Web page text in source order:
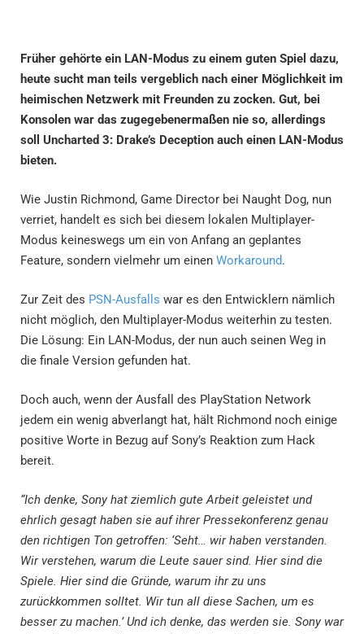
Früher gehörte ein LAN-Modus zu einem guten Spiel dazu,
heute sucht man teils vergeblich nach einer Möglichkeit im
heimischen Netzwerk mit Freunden zu zocken. Gut, bei
Konsolen war das zugegebenermaßen nie so, allerdings
soll Uncharted 3: Drake’s Deception auch einen LAN-Modus
bieten.
Wie Justin Richmond, Game Director bei Naught Dog, nun
verriet, handelt es sich bei diesem lokalen Multiplayer-
Modus keineswegs um ein von Anfang an geplantes
Feature, sondern vielmehr um einen Workaround.
Zur Zeit des PSN-Ausfalls war es den Entwicklern nämlich
nicht möglich, den Multiplayer-Modus weiterhin zu testen.
Die Lösung: Ein LAN-Modus, der nun auch seinen Weg in
die finale Version gefunden hat.
Doch auch, wenn der Ausfall des PlayStation Network
jedem ein wenig abverlangt hat, hält Richmond noch einige
positive Worte in Bezug auf Sony’s Reaktion zum Hack
bereit.
“Ich denke, Sony hat ziemlich gute Arbeit geleistet und
ehrlich gesagt haben sie auf ihrer Pressekonferenz genau
den richtigen Ton getroffen: ‘Seht… wir haben verstanden.
Wir verstehen, warum die Leute sauer sind. Hier sind die
Spiele. Hier sind die Gründe, warum ihr zu uns
zurückkommen solltet. Wir tun all diese Sachen, um es
besser zu machen.’ Und ich denke, das werden sie. Sony war